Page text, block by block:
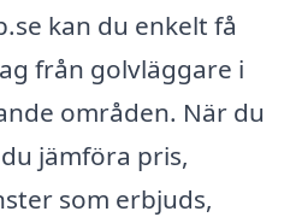
kan du enkelt få
från golvläggare i
områden. När du
jämföra pris,
som erbjuds,